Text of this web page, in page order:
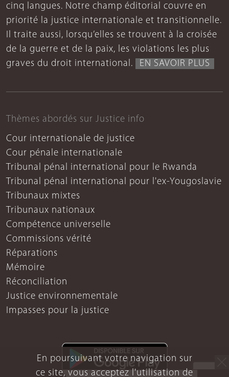
En poursuivant votre navigation sur
ce site, vous acceptez l'utilisation de
cinq langues. Notre champ éditorial couvre en
priorité la justice internationale et transitionnelle.
Il traite aussi, lorsqu’elles se trouvent à la croisée
de la guerre et de la paix, les violations les plus
graves du droit international.
EN SAVOIR PLUS
Thèmes abordés sur Justice info
Cour internationale de justice
Cour pénale internationale
Tribunal pénal international pour le Rwanda
Tribunal pénal international pour l'ex-Yougoslavie
Tribunaux mixtes
Tribunaux nationaux
Compétence universelle
Commissions vérité
Réparations
Mémoire
Réconciliation
Justice environnementale
Impasses pour la justice